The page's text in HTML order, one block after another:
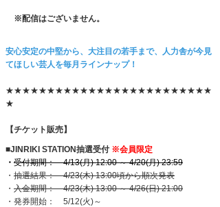
※配信はございません。
安心安定の中堅から、大注目の若手まで、人力舎が今見
てほしい芸人を毎月ラインナップ！
★★★★★★★★★★★★★★★★★★★★★★★★★
★
【チケット販売】
■JINRIKI STATION抽選受付 ※会員限定
・ 受付期間： 4/13(月) 12:00 ～ 4/20(月) 23:59
・ 抽選結果： 4/23(木) 13:00頃から順次発表
・ 入金期間： 4/23(木) 13:00 ～ 4/26(日) 21:00
・発券開始： 5/12(火)～